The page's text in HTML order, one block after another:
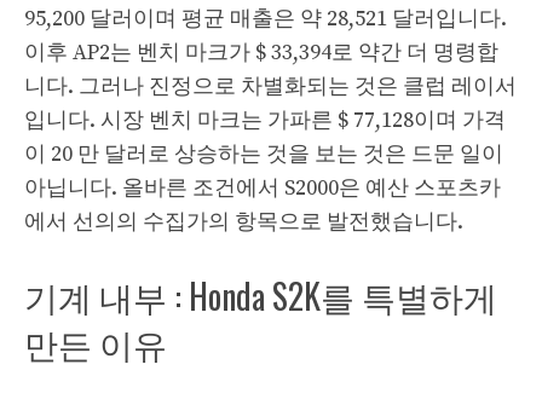
95,200 달러이며 평균 매출은 약 28,521 달러입니다.
이후 AP2는 벤치 마크가 $ 33,394로 약간 더 명령합
니다. 그러나 진정으로 차별화되는 것은 클럽 레이서
입니다. 시장 벤치 마크는 가파른 $ 77,128이며 가격
이 20 만 달러로 상승하는 것을 보는 것은 드문 일이
아닙니다. 올바른 조건에서 S2000은 예산 스포츠카
에서 선의의 수집가의 항목으로 발전했습니다.
기계 내부 : Honda S2K를 특별하게
만든 이유